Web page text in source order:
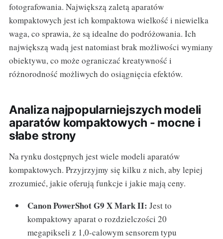
fotografowania. Największą zaletą aparatów
kompaktowych jest ich kompaktowa wielkość i niewielka
waga, co sprawia, że są idealne do podróżowania. Ich
największą wadą jest natomiast brak możliwości wymiany
obiektywu, co może ograniczać kreatywność i
różnorodność możliwych do osiągnięcia efektów.
Analiza najpopularniejszych modeli
aparatów kompaktowych - mocne i
słabe strony
Na rynku dostępnych jest wiele modeli aparatów
kompaktowych. Przyjrzyjmy się kilku z nich, aby lepiej
zrozumieć, jakie oferują funkcje i jakie mają ceny.
Canon PowerShot G9 X Mark II: Jest to
kompaktowy aparat o rozdzielczości 20
megapikseli z 1,0-calowym sensorem typu